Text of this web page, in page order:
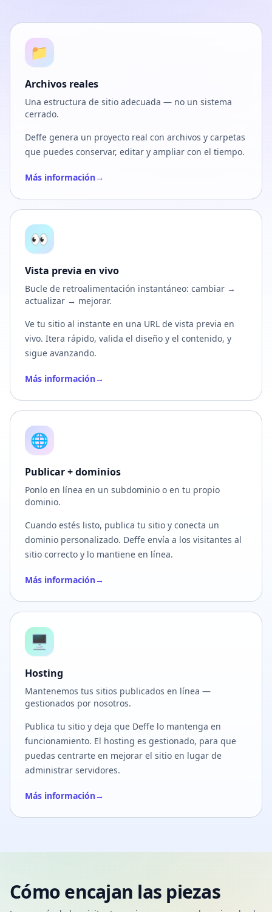
📁
Archivos reales
Una estructura de sitio adecuada — no un sistema
cerrado.
Deffe genera un proyecto real con archivos y carpetas
que puedes conservar, editar y ampliar con el tiempo.
Más información→
👀
Vista previa en vivo
Bucle de retroalimentación instantáneo: cambiar →
actualizar → mejorar.
Ve tu sitio al instante en una URL de vista previa en
vivo. Itera rápido, valida el diseño y el contenido, y
sigue avanzando.
Más información→
🌐
Publicar + dominios
Ponlo en línea en un subdominio o en tu propio
dominio.
Cuando estés listo, publica tu sitio y conecta un
dominio personalizado. Deffe envía a los visitantes al
sitio correcto y lo mantiene en línea.
Más información→
🖥️
Hosting
Mantenemos tus sitios publicados en línea —
gestionados por nosotros.
Publica tu sitio y deja que Deffe lo mantenga en
funcionamiento. El hosting es gestionado, para que
puedas centrarte en mejorar el sitio en lugar de
administrar servidores.
Más información→
Cómo encajan las piezas